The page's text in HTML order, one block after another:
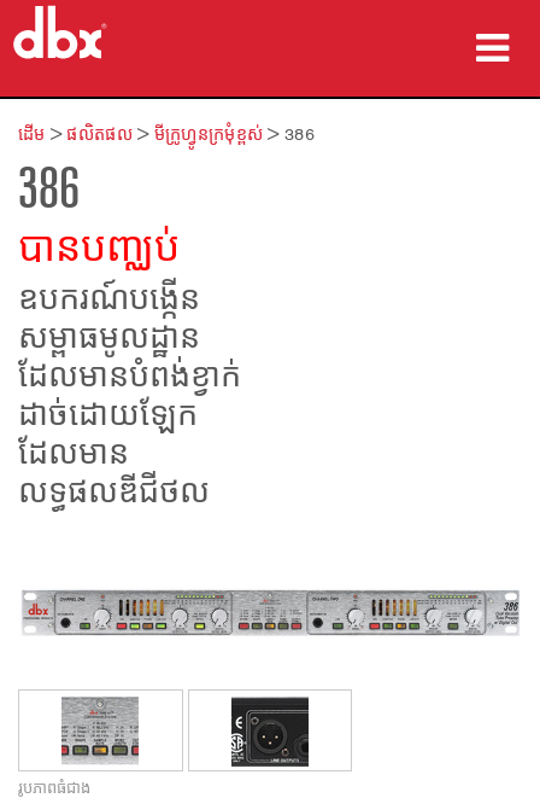
ផលិតផល
ករណីសិក្សា
កន្លែងទិញ
បណ្ដុះបណ្ដាល
ការគាំទ្រ
ដើម >ផលិតផល> មីក្រូហ្វូនក្រមុំខ្ពស់ > 386
386
បានបញ្ឈប់
ឧបករណ៍បង្កើន
សម្ពាធមូលដ្ឋាន
ដែលមានបំពង់ខ្វាក់
ដាច់ដោយឡែក
ដែលមាន​
លទ្ធផលឌីជីថល
រូបភាពធំជាង